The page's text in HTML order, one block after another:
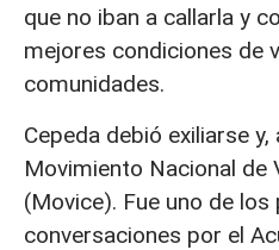
que no iban a callarla y
mejores condiciones de
comunidades.
Cepeda debió exiliarse
Movimiento Nacional de
(Movice). Fue uno de
conversaciones por el